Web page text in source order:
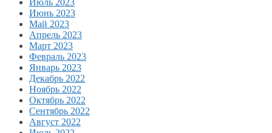
Июль 2023
Июнь 2023
Май 2023
Апрель 2023
Март 2023
Февраль 2023
Январь 2023
Декабрь 2022
Ноябрь 2022
Октябрь 2022
Сентябрь 2022
Август 2022